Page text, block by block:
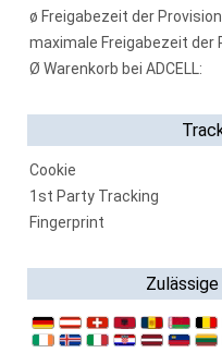
ø Freigabezeit der
maximale Freigabezeit der
Ø Warenkorb bei ADCELL:
Cookie
1st Party Tracking
Fingerprint